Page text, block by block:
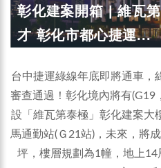
彰化建案開箱 | 維瓦
才 彰化市都心捷運...
台中捷運綠線年底即將通車，
審查通過！彰化境內將有(G19
設「維瓦第泰極」彰化建案大
馬通勤站(Ｇ21站)，未來，將
坪，樓層規劃為1幢，地上